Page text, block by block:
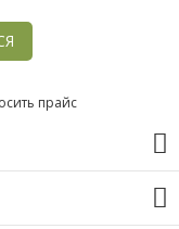
прайс